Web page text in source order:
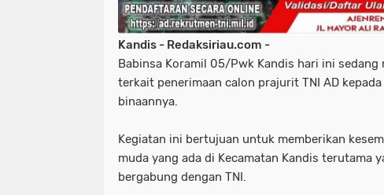
Kandis - Redaksiriau.com -
Babinsa Koramil 05/Pwk Kandis hari ini sedang
terkait penerimaan calon prajurit TNI AD
binaannya.
Kegiatan ini bertujuan untuk memberikan
muda yang ada di Kecamatan Kandis terutama
bergabung dengan TNI.